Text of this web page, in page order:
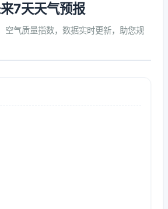
7天天气预报
空气质量指数，数据实时更新，助您规